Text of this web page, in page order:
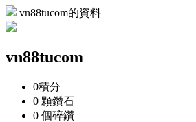
vn88tucom的資料
vn88tucom
0積分
0 顆鑽石
0 個碎鑽